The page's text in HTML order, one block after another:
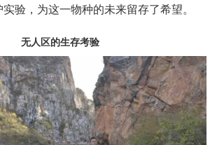
验，为这一物种的未来留存了希望。
无人区的生存考验